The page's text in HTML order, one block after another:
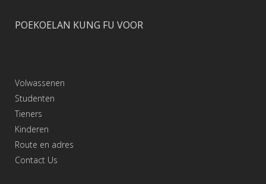
POEKOELAN KUNG FU VOOR
Volwassenen
Studenten
Tieners
Kinderen
Route en adres
Contact Us